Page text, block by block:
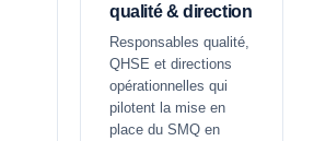
qualité & direction
Responsables qualité,
QHSE et directions
opérationnelles qui
pilotent la mise en
place du SMQ en